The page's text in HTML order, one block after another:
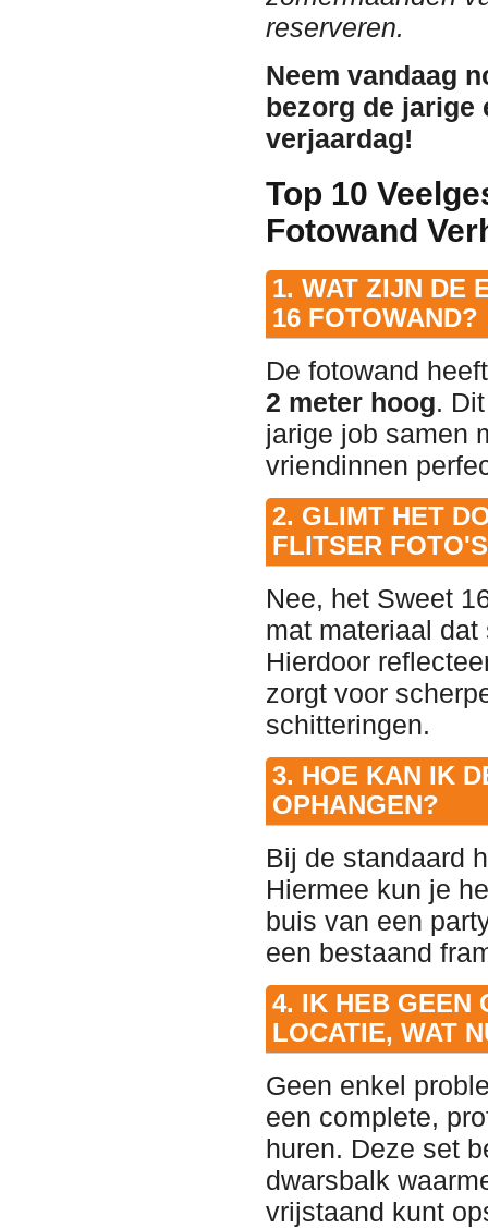
reserveren.
Neem vandaag
bezorg de jarige
verjaardag!
Top 10
Fotowand
1. WAT ZIJN DE
16 FOTOWAND?
De fotowand
2 meter hoog.
jarige job samen
vriendinnen
2. GLIMT HET
FLITSER
Nee, het Sweet
mat materiaal
Hierdoor
zorgt voor
schitteringen.
3. HOE KAN IK
OPHANGEN?
Bij de standaard
Hiermee kun je
buis van een
een bestaand
4. IK HEB GEEN
LOCATIE, WAT
Geen enkel
een complete,
huren. Deze set
dwarsbalk
vrijstaand kunt